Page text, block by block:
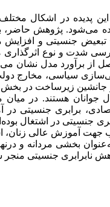
پدیده در اشکال
می‌شود. پژوهش حاضر،
تبعیض جنسیتی و افزایش
شدت و نوع اثرگذاری
2016-1990 استفاده شده است. نتایج حاصل از
سیاسی، مخارج
جانشین زیرساخت در
هستند. در میان
برابری جنسیتی
جنسیتی در اشتغال
جهت آموزش عالی زنان،
بخشی مردانه و
نابرابری جنسیتی منجر